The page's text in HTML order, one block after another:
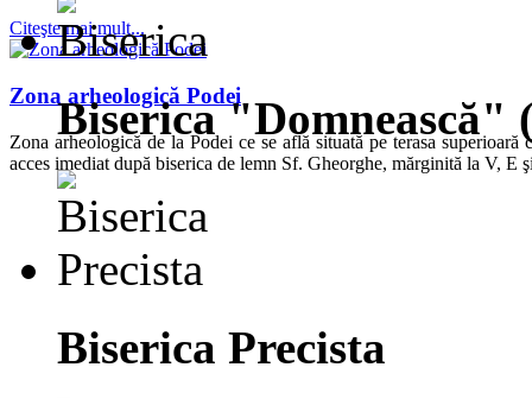
Citeşte mai mult...
Zona arheologică Podei
Zona arheologică de la Podei ce se află situată pe terasa
acces imediat după biserica de lemn Sf. Gheorghe, mărginită la V,
Biserica "Domnească"
Biserica Precista